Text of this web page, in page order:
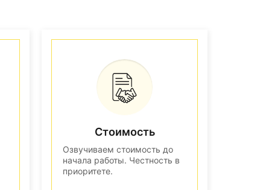
Стоимость
Озвучиваем стоимость до
начала работы. Честность в
приоритете.